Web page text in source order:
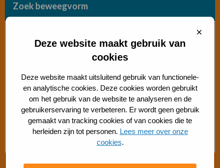
Deze website maakt gebruik van
cookies
Deze website maakt uitsluitend gebruik van functionele-
en analytische cookies. Deze cookies worden gebruikt
om het gebruik van de website te analyseren en de
gebruikerservaring te verbeteren. Er wordt geen gebruik
gemaakt van tracking cookies of van cookies die te
herleiden zijn tot personen. Lees meer over onze
cookies.
Sluit
Zoek beweegvorm
Sporten met beperking
Beweegaanbod 50+
Gratis buiten bewegen
Advies Sport- en Beweegadviseur